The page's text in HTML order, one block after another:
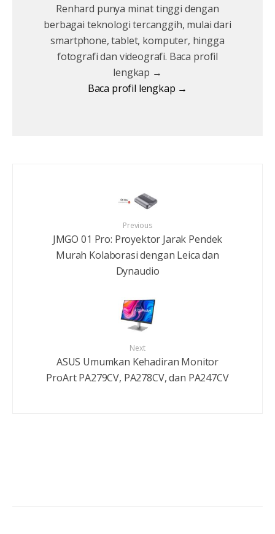
Renhard punya minat tinggi dengan
berbagai teknologi tercanggih, mulai dari
smartphone, tablet, komputer, hingga
fotografi dan videografi. Baca profil
lengkap →
Baca profil lengkap →
Previous
JMGO 01 Pro: Proyektor Jarak Pendek
Murah Kolaborasi dengan Leica dan
Dynaudio
Next
ASUS Umumkan Kehadiran Monitor
ProArt PA279CV, PA278CV, dan PA247CV